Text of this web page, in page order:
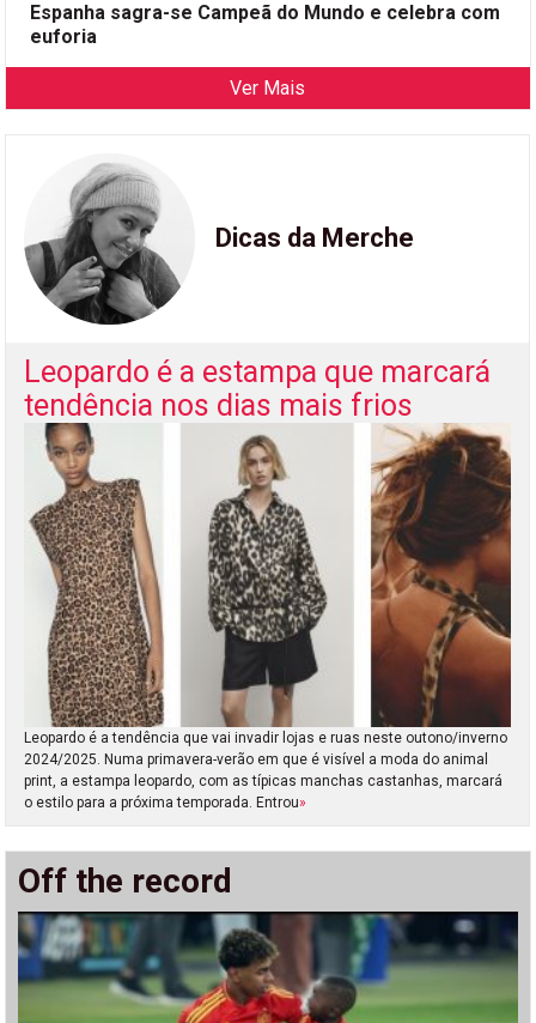
Espanha sagra-se Campeã do Mundo e celebra com
euforia
Ver Mais
Dicas da Merche
Leopardo é a estampa que marcará
tendência nos dias mais frios
Leopardo é a tendência que vai invadir lojas e ruas neste outono/inverno
2024/2025. Numa primavera-verão em que é visível a moda do animal
print, a estampa leopardo, com as típicas manchas castanhas, marcará
o estilo para a próxima temporada. Entrou»
Off the record